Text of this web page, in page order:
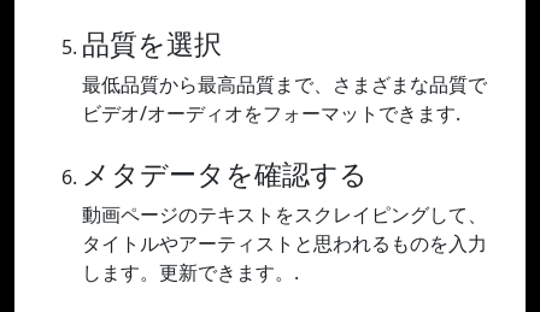
品質を選択
最低品質から最高品質まで、さまざまな品質で
ビデオ/オーディオをフォーマットできます.
メタデータを確認する
動画ページのテキストをスクレイピングして、
タイトルやアーティストと思われるものを入力
します。更新できます。.